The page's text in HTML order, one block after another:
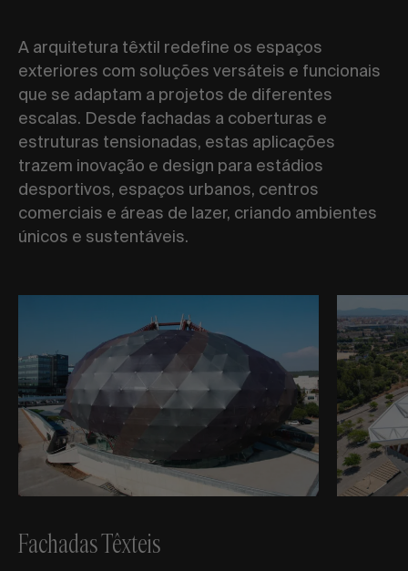
A arquitetura têxtil redefine os espaços
exteriores com soluções versáteis e funcionais
que se adaptam a projetos de diferentes
escalas. Desde fachadas a coberturas e
estruturas tensionadas, estas aplicações
trazem inovação e design para estádios
desportivos, espaços urbanos, centros
comerciais e áreas de lazer, criando ambientes
únicos e sustentáveis.
Fachadas Têxteis